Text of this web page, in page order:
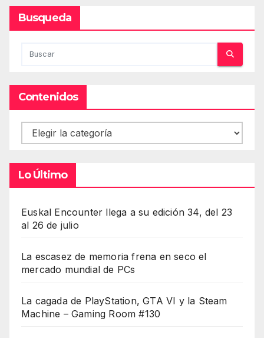
Busqueda
Contenidos
Contenidos
Lo Último
Euskal Encounter llega a su edición 34, del 23
al 26 de julio
La escasez de memoria frena en seco el
mercado mundial de PCs
La cagada de PlayStation, GTA VI y la Steam
Machine – Gaming Room #130